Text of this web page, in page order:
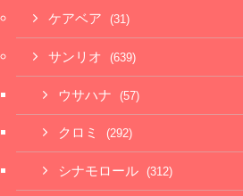
ケアベア (31)
サンリオ (639)
ウサハナ (57)
クロミ (292)
シナモロール (312)